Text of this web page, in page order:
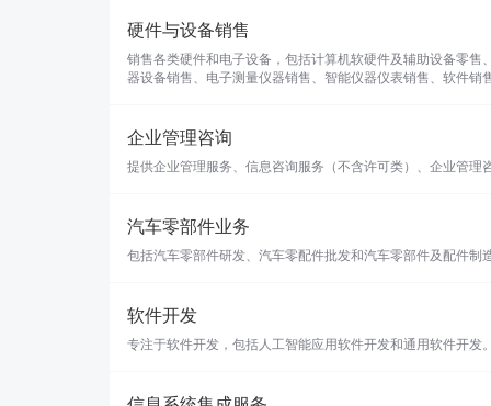
硬件与设备销售
销售各类硬件和电子设备，包括计算机软硬件及辅助设备零
器设备销售、电子测量仪器销售、智能仪器仪表销售、软件销
企业管理咨询
提供企业管理服务、信息咨询服务（不含许可类）、企业管理
汽车零部件业务
包括汽车零部件研发、汽车零配件批发和汽车零部件及配件制
软件开发
专注于软件开发，包括人工智能应用软件开发和通用软件开发